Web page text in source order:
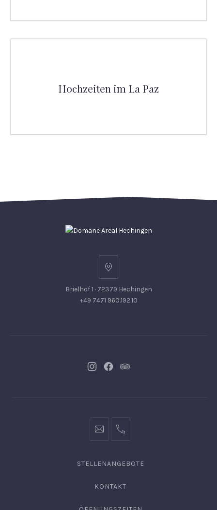
Hochzeiten im La Paz
Brielhof 1 · 72379 Hechingen
+49 7471 960.192.10
NeuesNeuesNeues
info@hofgut-0049747196019210
STELLENANGEBOTE
KONTAKT